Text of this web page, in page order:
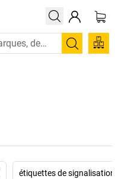
étiquettes de